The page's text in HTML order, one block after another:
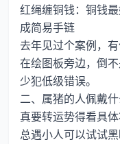
红绳缠铜钱：铜钱
成简易手链
去年见过个案例，
在绘图板旁边，倒
少犯低级错误。
二、属猪的人佩戴
真要转运势得看具体
总遇小人可以试试